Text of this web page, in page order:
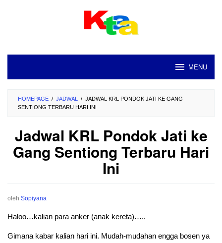
MENU
HOMEPAGE / JADWAL / JADWAL KRL PONDOK JATI KE GANG
SENTIONG TERBARU HARI INI
Jadwal KRL Pondok Jati ke
Gang Sentiong Terbaru Hari
Ini
oleh Sopiyana
Haloo…kalian para anker (anak kereta)…..
Gimana kabar kalian hari ini. Mudah-mudahan engga bosen ya